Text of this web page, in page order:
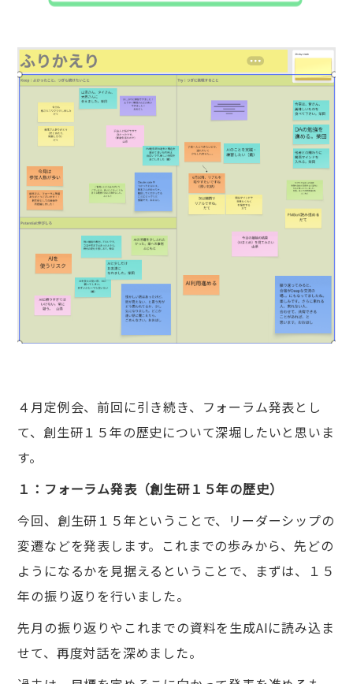
４月定例会、前回に引き続き、フォーラム発表とし
て、創生研１５年の歴史について深堀したいと思いま
す。
１：フォーラム発表（創生研１５年の歴史）
今回、創生研１５年ということで、リーダーシップの
変遷などを発表します。これまでの歩みから、先どの
ようになるかを見据えるということで、まずは、１５
年の振り返りを行いました。
先月の振り返りやこれまでの資料を生成AIに読み込ま
せて、再度対話を深めました。